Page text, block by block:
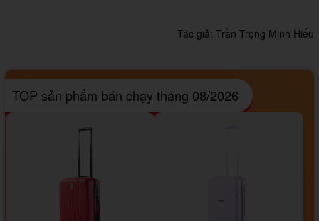
Tác giả: Trần Trọng Minh Hiếu
TOP sản phẩm bán chạy tháng 08/2026